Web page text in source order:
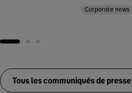
Corporate news
Tous les communiqués de presse